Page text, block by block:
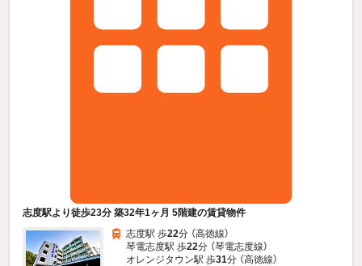
志度駅より徒歩23分 築32年1ヶ月 5階建の賃貸物件
志度駅 歩22分 （高徳線）
琴電志度駅 歩22分 （琴電志度線）
オレンジタウン駅 歩31分 （高徳線）